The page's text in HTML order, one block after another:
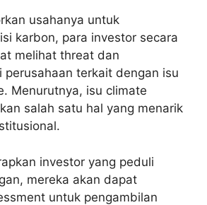
usahanya untuk
karbon, para investor secara
melihat threat dan
perusahaan terkait dengan isu
Menurutnya, isu climate
salah satu hal yang menarik
investor yang peduli
mereka akan dapat
untuk pengambilan